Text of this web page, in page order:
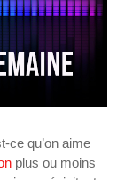
ce qu’on aime
plus ou moins